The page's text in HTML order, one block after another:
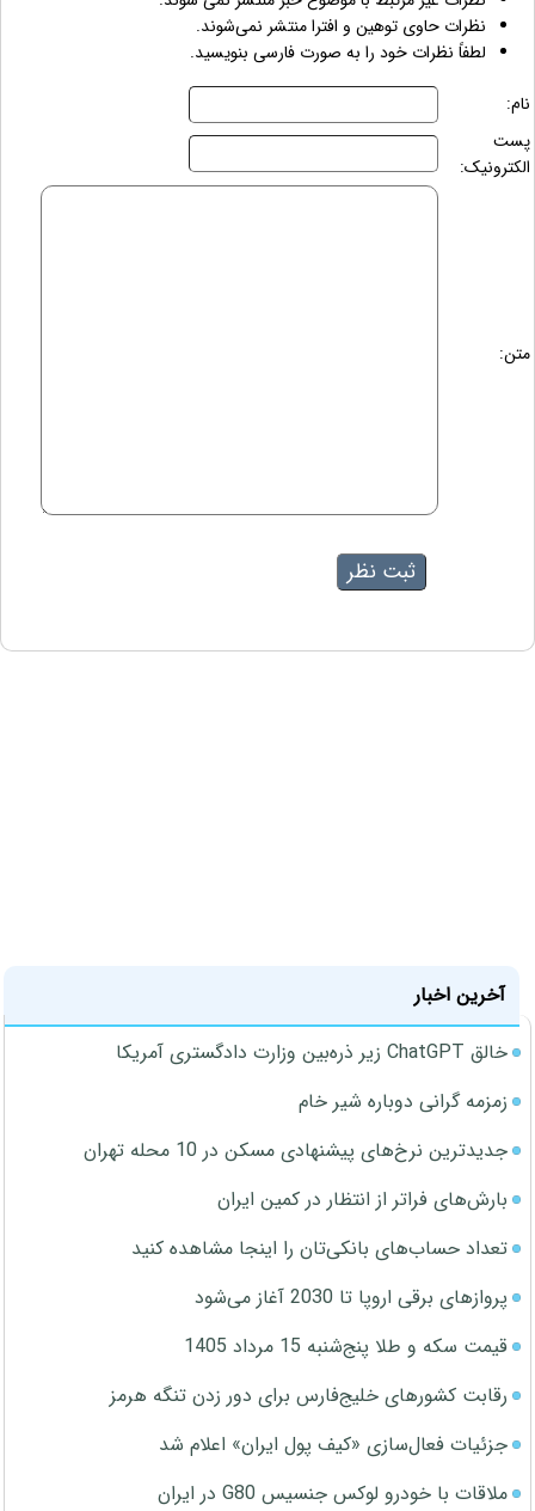
نظرات حاوی توهین و افترا منتشر نمی‌شوند.
لطفاً نظرات خود را به صورت فارسی بنویسید.
نام:
پست
الکترونیک:
متن:
آخرین اخبار
خالق ChatGPT زیر ذره‌بین وزارت دادگستری آمریکا
زمزمه گرانی دوباره شیر خام
جدیدترین نرخ‌های پیشنهادی مسکن در 10 محله تهران
بارش‌های فراتر از انتظار در کمین ایران
تعداد حساب‌های بانکی‌تان را اینجا مشاهده کنید
پروازهای برقی اروپا تا 2030 آغاز می‌شود
قیمت سکه و طلا پنج‌شنبه 15 مرداد 1405
رقابت کشورهای خلیج‌فارس برای دور زدن تنگه هرمز
جزئیات فعال‌سازی «کیف پول ایران» اعلام شد
ملاقات با خودرو لوکس جنسیس G80 در ایران